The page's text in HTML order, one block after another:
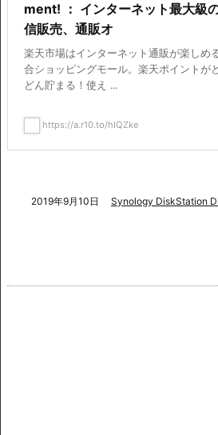
ment! ： インターネット最大級
信販売、通販オ
楽天市場はインターネット通販が楽しめ
合ショッピングモール。楽天ポイントが
どん貯まる！使え ...
https://a.r10.to/hIQZke
2019年9月10日 Synology DiskStation